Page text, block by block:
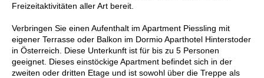
Freizeitaktivitäten aller Art bereit.
Verbringen Sie einen Aufenthalt im Apartment Piessling mit
eigener Terrasse oder Balkon im Dormio Aparthotel Hinterstoder
in Österreich. Diese Unterkunft ist für bis zu 5 Personen
geeignet. Dieses einstöckige Apartment befindet sich in der
zweiten oder dritten Etage und ist sowohl über die Treppe als